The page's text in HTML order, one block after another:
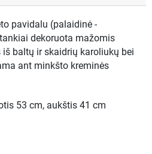
pavidalu (palaidinė -
dekoruota mažomis
baltų ir skaidrių karoliukų bei
ant minkšto kreminės
53 cm, aukštis 41 cm